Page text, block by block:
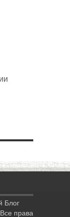
Блог
права